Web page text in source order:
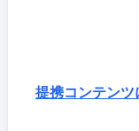
提携コンテン